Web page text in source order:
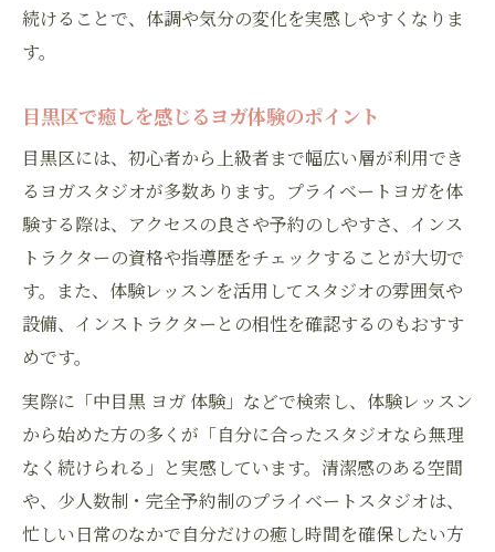
続けることで、体調や気分の変化を実感しやすくなりま
す。
目黒区で癒しを感じるヨガ体験のポイント
目黒区には、初心者から上級者まで幅広い層が利用でき
るヨガスタジオが多数あります。プライベートヨガを体
験する際は、アクセスの良さや予約のしやすさ、インス
トラクターの資格や指導歴をチェックすることが大切で
す。また、体験レッスンを活用してスタジオの雰囲気や
設備、インストラクターとの相性を確認するのもおすす
めです。
実際に「中目黒 ヨガ 体験」などで検索し、体験レッスン
から始めた方の多くが「自分に合ったスタジオなら無理
なく続けられる」と実感しています。清潔感のある空間
や、少人数制・完全予約制のプライベートスタジオは、
忙しい日常のなかで自分だけの癒し時間を確保したい方